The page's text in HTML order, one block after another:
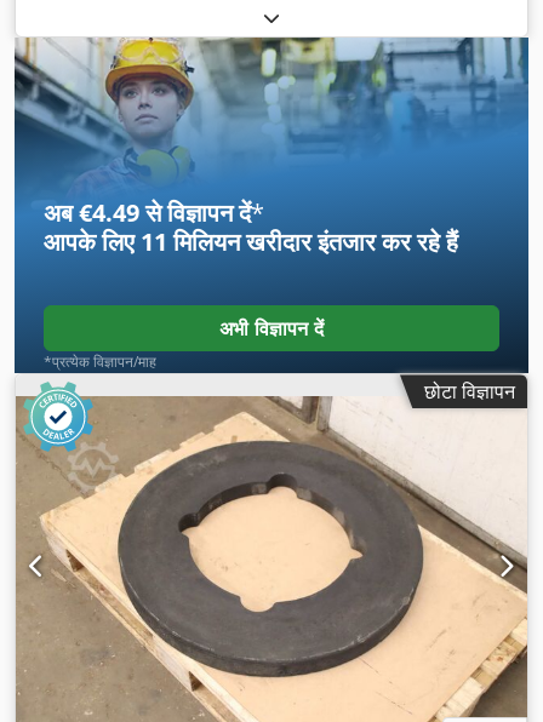
अब €4.49 से विज्ञापन दें*
आपके लिए11 मिलियन खरीदारइंतजार कर रहे हैं
अभी विज्ञापन दें
*प्रत्येक विज्ञापन/माह
छोटा विज्ञापन